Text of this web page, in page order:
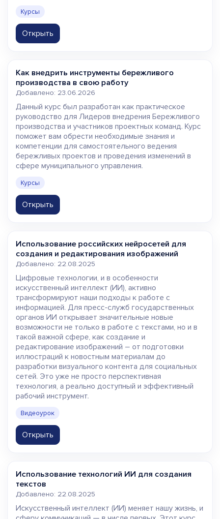
Курсы
Открыть
Как внедрить инструменты бережливого
производства в свою работу
Добавлено: 23.06.2026
Данный курс был разработан как практическое
руководство для Лидеров внедрения Бережливого
производства и участников проектных команд. Курс
поможет вам обрести необходимые знания и
компетенции для самостоятельного ведения
бережливых проектов и проведения изменений в
сфере муниципального управления.
Курсы
Открыть
Использование российских нейросетей для
создания и редактирования изображений
Добавлено: 22.08.2025
Цифровые технологии, и в особенности
искусственный интеллект (ИИ), активно
трансформируют наши подходы к работе с
информацией. Для пресс-служб государственных
органов ИИ открывает значительные новые
возможности не только в работе с текстами, но и в
такой важной сфере, как создание и
редактирование изображений – от подготовки
иллюстраций к новостным материалам до
разработки визуального контента для социальных
сетей. Это уже не просто перспективная
технология, а реально доступный и эффективный
рабочий инструмент.
Видеоурок
Открыть
Использование технологий ИИ для создания
текстов
Добавлено: 22.08.2025
Искусственный интеллект (ИИ) меняет нашу жизнь, и